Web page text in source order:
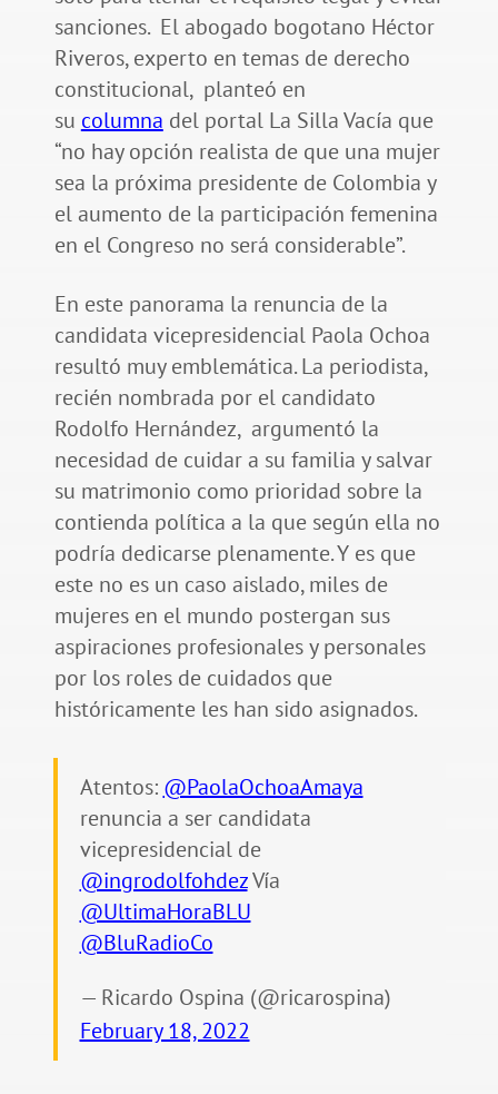
sanciones. El abogado bogotano Héctor
Riveros, experto en temas de derecho
constitucional, planteó en
su columna del portal La Silla Vacía que
“no hay opción realista de que una mujer
sea la próxima presidente de Colombia y
el aumento de la participación femenina
en el Congreso no será considerable”.
En este panorama la renuncia de la
candidata vicepresidencial Paola Ochoa
resultó muy emblemática. La periodista,
recién nombrada por el candidato
Rodolfo Hernández, argumentó la
necesidad de cuidar a su familia y salvar
su matrimonio como prioridad sobre la
contienda política a la que según ella no
podría dedicarse plenamente. Y es que
este no es un caso aislado, miles de
mujeres en el mundo postergan sus
aspiraciones profesionales y personales
por los roles de cuidados que
históricamente les han sido asignados.
Atentos: @PaolaOchoaAmaya
renuncia a ser candidata
vicepresidencial de
@ingrodolfohdezVía
@UltimaHoraBLU
@BluRadioCo
— Ricardo Ospina (@ricarospina)
February 18, 2022